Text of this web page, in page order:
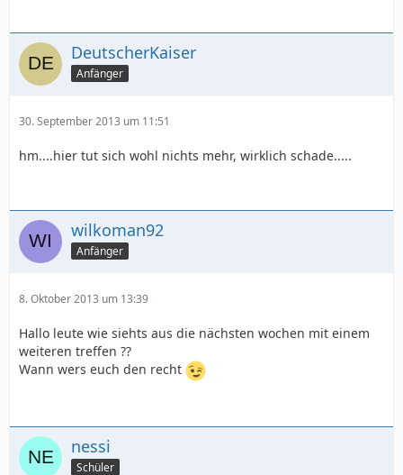
DeutscherKaiser
Anfänger
30. September 2013 um 11:51
hm....hier tut sich wohl nichts mehr, wirklich schade.....
wilkoman92
Anfänger
8. Oktober 2013 um 13:39
Hallo leute wie siehts aus die nächsten wochen mit einem
weiteren treffen ??
Wann wers euch den recht
nessi
Schüler